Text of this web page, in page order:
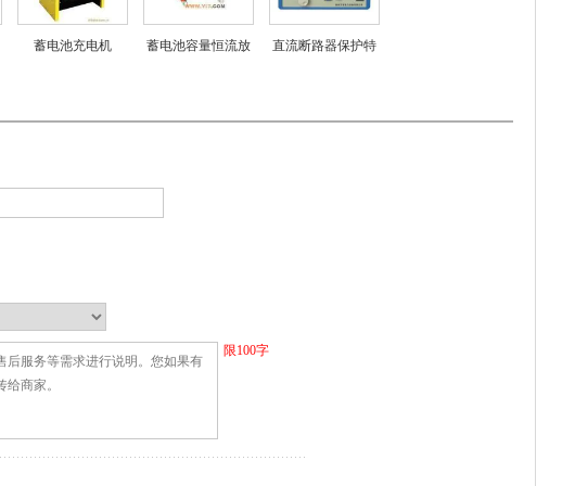
蓄电池充电机 蓄电池容量恒流放 直流断路器保护特
限100字